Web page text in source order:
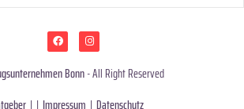
Bonn- All Right Reserved
| | Impressum | Datenschutz